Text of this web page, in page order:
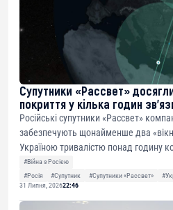
Супутники «Рассвет»
покриття у кілька годин
Російські супутники «Рассвет»
забезпечують щонайменше два
Україною тривалістю понад годину
#Війна з Росією
#Росія
#Супутник #Супутники «Рассвет»
31 Липня, 202622:46